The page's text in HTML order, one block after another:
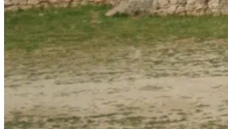
Costa Prata - Rota Atlântica Portuguesa - Top Bike Tours
8 Dias 2/5